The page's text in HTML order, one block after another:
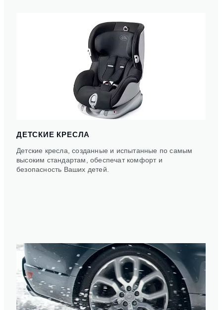
ДЕТСКИЕ КРЕСЛА
Детские кресла, созданные и испытанные по самым
высоким стандартам, обеспечат комфорт и
безопасность Ваших детей.